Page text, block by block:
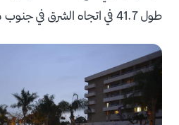
طول 41.7 في اتجاه الشرق في جنوب شرق للبحر الأحمر.